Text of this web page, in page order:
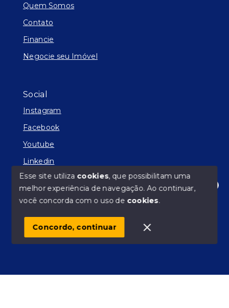
Olá! Estamos disponíveis para te ajudar.
Quem Somos
Contato
Financie
Negocie seu Imóvel
Social
Instagram
Facebook
Youtube
Linkedin
© Copyright 2026 - Facilitador de Sonhos - Todos os
SITE PARA IMOBILIARIA
Esse site utiliza cookies, que possibilitam uma
melhor experiência de navegação.Ao continuar,
você concorda com o uso de cookies.
Concordo, continuar